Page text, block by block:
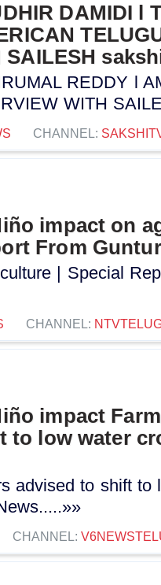
DAMIDI l
SAILESH
REDDY l
WITH
CHANNEL:
impact on
From
| Special
CHANNEL:
impact
to low water
advised to shift to
CHANNEL: